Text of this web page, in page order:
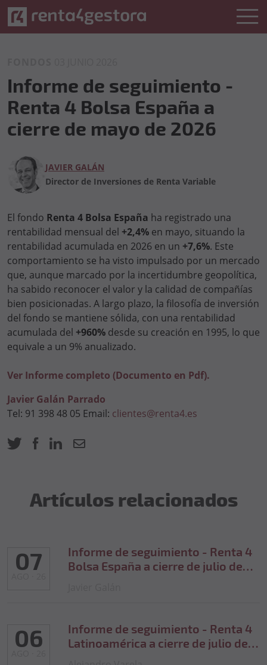
Informe de seguimiento -
Renta 4 Bolsa España a
cierre de mayo de 2026
JAVIER GALÁN
Director de Inversiones de Renta Variable
El fondo Renta 4 Bolsa España ha registrado una
rentabilidad mensual del +2,4% en mayo, situando la
rentabilidad acumulada en 2026 en un +7,6%. Este
comportamiento se ha visto impulsado por un mercado
que, aunque marcado por la incertidumbre geopolítica,
ha sabido reconocer el valor y la calidad de compañías
bien posicionadas. A largo plazo, la filosofía de inversión
del fondo se mantiene sólida, con una rentabilidad
acumulada del +960% desde su creación en 1995, lo que
equivale a un 9% anualizado.
Ver Informe completo (Documento en Pdf).
Javier Galán Parrado
Tel: 91 398 48 05 Email: clientes@renta4.es
Artículos relacionados
07
Informe de seguimiento - Renta 4
Bolsa España a cierre de julio de
06
Informe de seguimiento - Renta 4
Latinoamérica a cierre de julio de